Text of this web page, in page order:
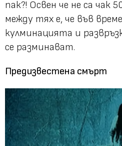
пак?! Освен че не са чак
между тях е, че във
кулминацията и
се разминават.
Предизвестена смърт